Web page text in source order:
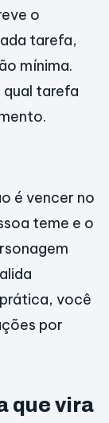
o
tarefa,
mínima.
qual tarefa
é vencer no
teme e o
você
por
que vira